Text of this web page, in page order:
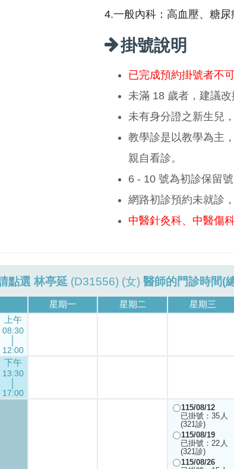
4.一般內科：高血壓、糖
掛號說明
已完成預約掛號者不
未滿 18 歲者，建議改
未有身分證之新生兒
教學診是以教學為主
親自看診。
6 - 10 號為初診保留號
網路初診預約未就診
中醫針灸科、中醫傷